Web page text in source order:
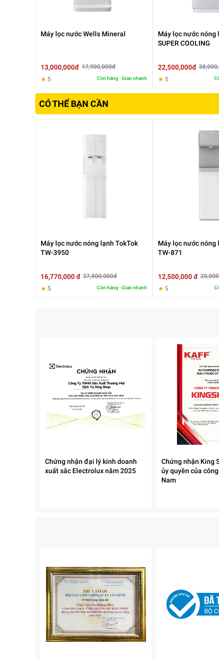
3. Hệ thống lọc nhiều lớp
Quy trình lọc được chia thành nhiều giai đoạn
Lọc thô loại bỏ cặn bẩn
Lọc tinh xử lý tạp chất
Màng RO loại bỏ vi sinh
Nhờ đó, chất lượng nước đầu ra luôn ổn định.
Máy cung cấp đầy đủ các chế độ
Máy lọc nước Wells Mineral
13,000,000đ 17,900,000đ
★ 5 Còn hàng - Giao nhanh
Máy lọc nước nóng
SUPER COOLING
22,500,000đ
★ 5
CÓ THỂ BẠN CẦN
Máy lọc nước nóng lạnh TokTok
TW-3950
16,770,000 đ 27,500,000đ
★ 5 Còn hàng - Giao nhanh
Máy lọc nước nóng
TW-871
12,500,000 đ
★ 5
Chứng nhận đại lý kinh doanh
xuất sắc Electrolux năm 2025
Chứng nhận King
ủy quyền của
Nam